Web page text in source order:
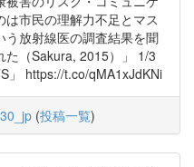
市民の理解力不足とマス
う放射線医の調査結果を聞
た（Sakura, 2015）」 1/3
」 https://t.co/qMA1xJdKNi
(投稿一覧)